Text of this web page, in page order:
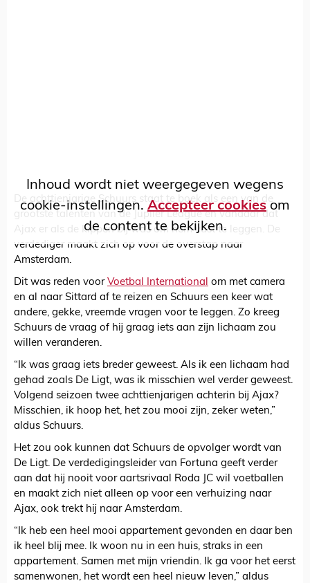
Inhoud wordt niet weergegeven wegens
cookie-instellingen.Accepteer cookies om
de content te bekijken.
De achttienjarige Schuurs staat te boek als een van de
grootste talenten van de Jupiler League en vandaar dat
Ajax er als de kippen bij was om hem vast te leggen. De
verdediger maakt zich op voor de overstap naar
Amsterdam.
Dit was reden voor Voetbal International om met camera
en al naar Sittard af te reizen en Schuurs een keer wat
andere, gekke, vreemde vragen voor te leggen. Zo kreeg
Schuurs de vraag of hij graag iets aan zijn lichaam zou
willen veranderen.
“Ik was graag iets breder geweest. Als ik een lichaam had
gehad zoals De Ligt, was ik misschien wel verder geweest.
Volgend seizoen twee achttienjarigen achterin bij Ajax?
Misschien, ik hoop het, het zou mooi zijn, zeker weten,”
aldus Schuurs.
Het zou ook kunnen dat Schuurs de opvolger wordt van
De Ligt. De verdedigingsleider van Fortuna geeft verder
aan dat hij nooit voor aartsrivaal Roda JC wil voetballen
en maakt zich niet alleen op voor een verhuizing naar
Ajax, ook trekt hij naar Amsterdam.
“Ik heb een heel mooi appartement gevonden en daar ben
ik heel blij mee. Ik woon nu in een huis, straks in een
appartement. Samen met mijn vriendin. Ik ga voor het eerst
samenwonen, het wordt een heel nieuw leven,” aldus